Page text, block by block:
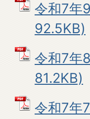
令和7年
92.5KB)
令和7年
81.2KB)
令和7年